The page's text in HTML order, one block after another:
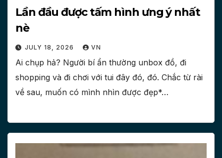
Lần đầu được tấm hình ưng ý nhất
nè
JULY 18, 2026 VN
Ai chụp hả? Người bí ẩn thường unbox đồ, đi
shopping và đi chơi với tui đây đó, đó. Chắc từ rài
về sau, muốn có mình nhìn được đẹp*…